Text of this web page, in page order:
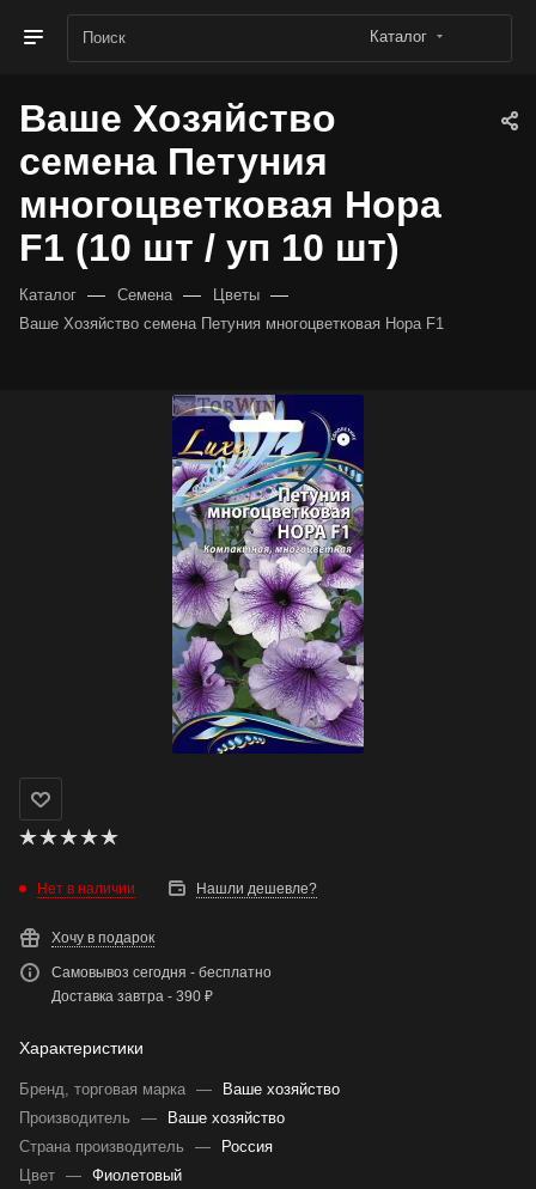
Каталог
Ваше Хозяйство
семена Петуния
многоцветковая Нора
F1 (10 шт / уп 10 шт)
Каталог — Семена — Цветы —
Ваше Хозяйство семена Петуния многоцветковая Нора F1
Нет в наличии Нашли дешевле?
Хочу в подарок
Самовывоз сегодня - бесплатно
Доставка завтра - 390 ₽
Характеристики
Бренд, торговая марка —
Ваше хозяйство
Производитель
—
Ваше хозяйство
Страна производитель
—
Россия
Цвет — Фиолетовый